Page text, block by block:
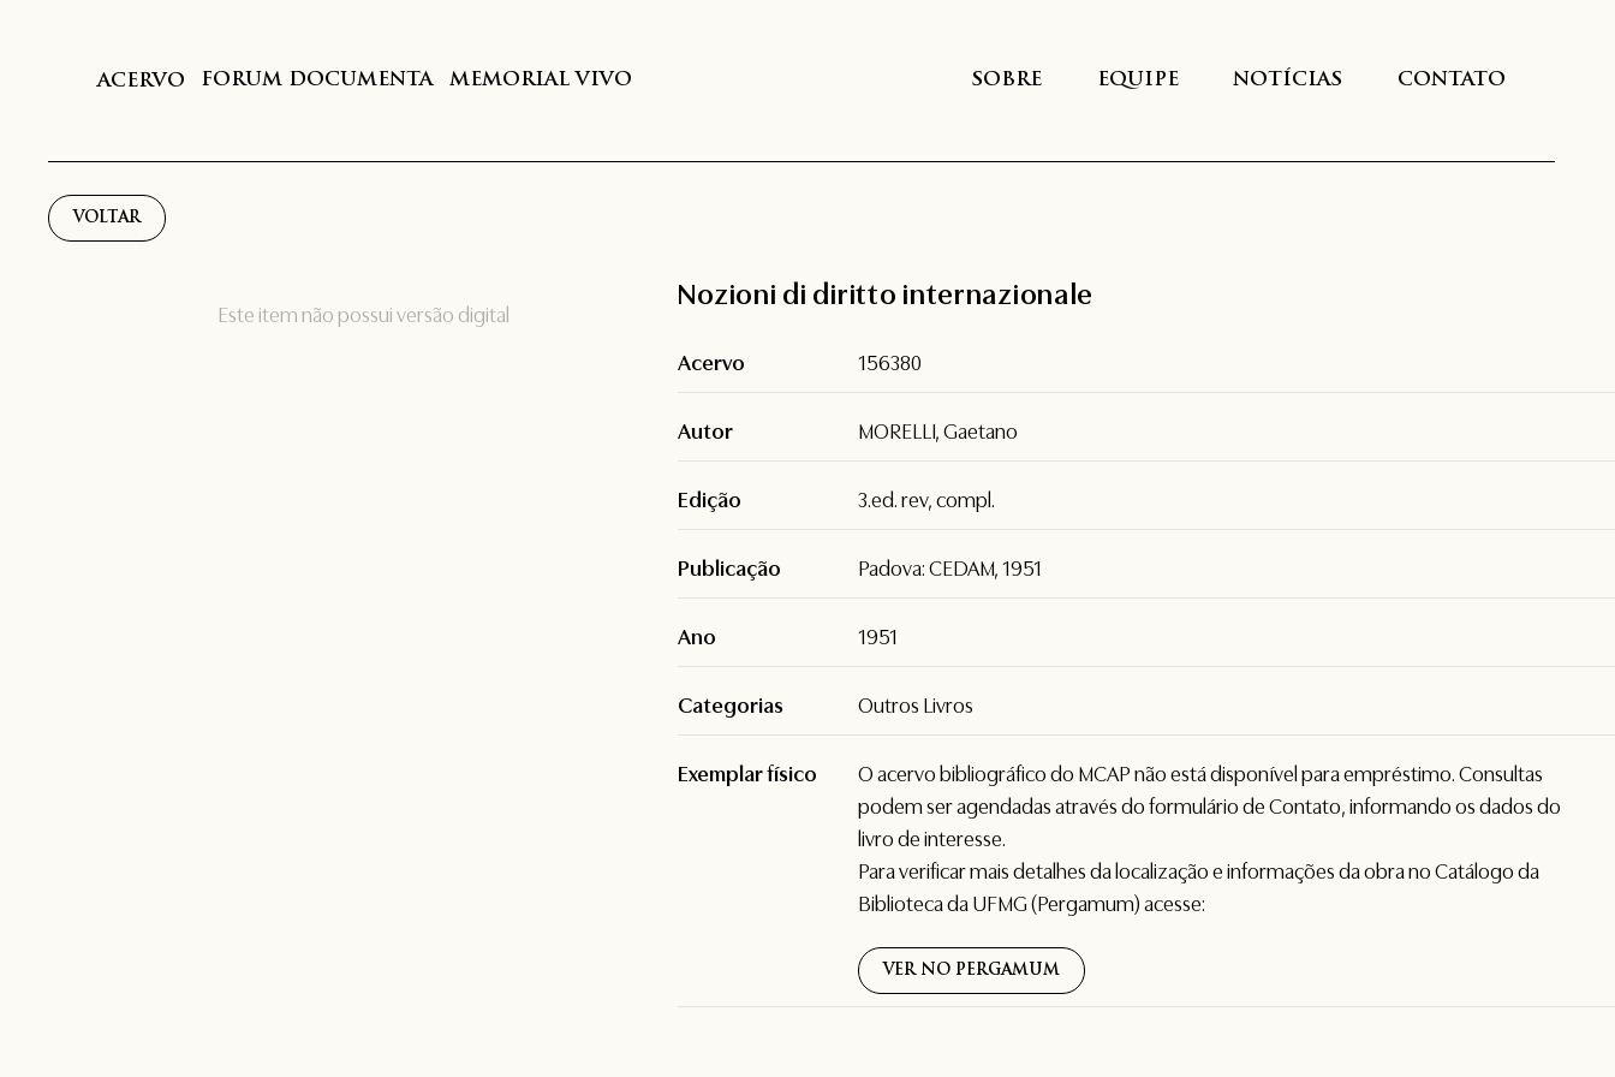
ACERVO FORUM DOCUMENTA MEMORIAL VIVO SOBRE EQUIPE NOTÍCIAS CONTATO
VOLTAR
Este item não possui versão digital
Nozioni di diritto internazionale
Acervo 156380
Autor MORELLI, Gaetano
Edição 3.ed. rev, compl.
Publicação Padova: CEDAM, 1951
Ano 1951
Categorias Outros Livros
Exemplar físico
O acervo bibliográfico do MCAP não está disponível para empréstimo. Consultas
podem ser agendadas através do formulário deContato, informando os dados do
livro de interesse.
Para verificar mais detalhes da localização e informações da obra no Catálogo da
Biblioteca da UFMG (Pergamum) acesse:
VER NO PERGAMUM